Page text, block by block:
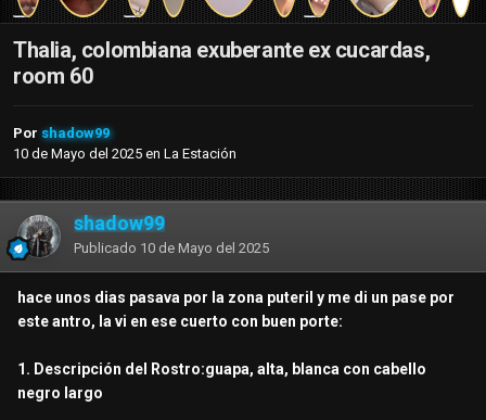
Thalia, colombiana exuberante ex cucardas,
room 60
Por shadow99
10 de Mayo del 2025 en La Estación
shadow99
Publicado 10 de Mayo del 2025
hace unos dias pasava por la zona puteril y me di un pase por
este antro, la vi en ese cuerto con buen porte:
1. Descripción del Rostro:guapa, alta, blanca con cabello
negro largo